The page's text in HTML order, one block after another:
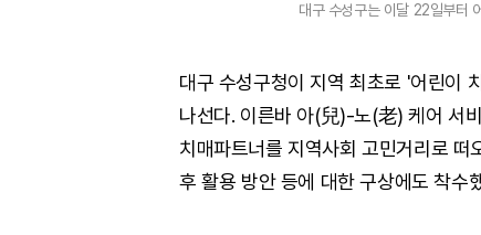
대구 수성구는 이달 22일부터
대구 수성구청이 지역 최초로 '어린이
나선다. 이른바 아(兒)-노(老) 케어 서
치매파트너를 지역사회 고민거리로
후 활용 방안 등에 대한 구상에도 착수